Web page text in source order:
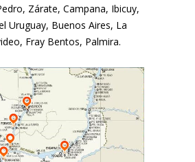
Zárate, Campana, Ibicuy,
Uruguay, Buenos Aires, La
Fray Bentos, Palmira.